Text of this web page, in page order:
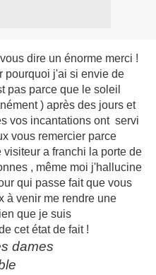
dire un énorme merci !
pourquoi j'ai si envie de
pas parce que le soleil
) après des jours et
vos incantations ont servi
vous remercier parce
a franchi la porte de
, même moi j'hallucine
qui passe fait que vous
à venir me rendre une
que je suis
cet état de fait !
dames